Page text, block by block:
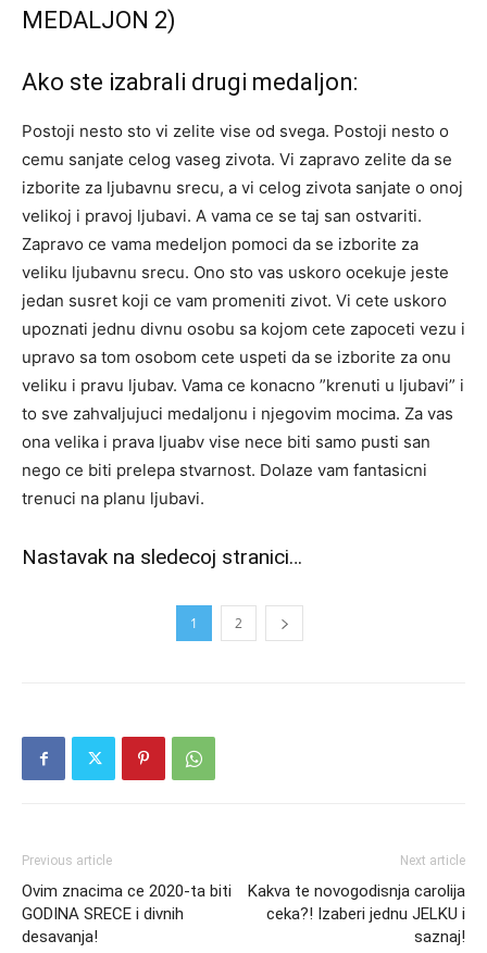
MEDALJON 2)
Ako ste izabrali drugi medaljon:
Postoji nesto sto vi zelite vise od svega. Postoji nesto o
cemu sanjate celog vaseg zivota. Vi zapravo zelite da se
izborite za ljubavnu srecu, a vi celog zivota sanjate o onoj
velikoj i pravoj ljubavi. A vama ce se taj san ostvariti.
Zapravo ce vama medeljon pomoci da se izborite za
veliku ljubavnu srecu. Ono sto vas uskoro ocekuje jeste
jedan susret koji ce vam promeniti zivot. Vi cete uskoro
upoznati jednu divnu osobu sa kojom cete zapoceti vezu i
upravo sa tom osobom cete uspeti da se izborite za onu
veliku i pravu ljubav. Vama ce konacno ”krenuti u ljubavi” i
to sve zahvaljujuci medaljonu i njegovim mocima. Za vas
ona velika i prava ljuabv vise nece biti samo pusti san
nego ce biti prelepa stvarnost. Dolaze vam fantasicni
trenuci na planu ljubavi.
Nastavak na sledecoj stranici…
1 2
Previous article
Ovim znacima ce 2020-ta biti
GODINA SRECE i divnih
desavanja!
Next article
Kakva te novogodisnja carolija
ceka?! Izaberi jednu JELKU i
saznaj!